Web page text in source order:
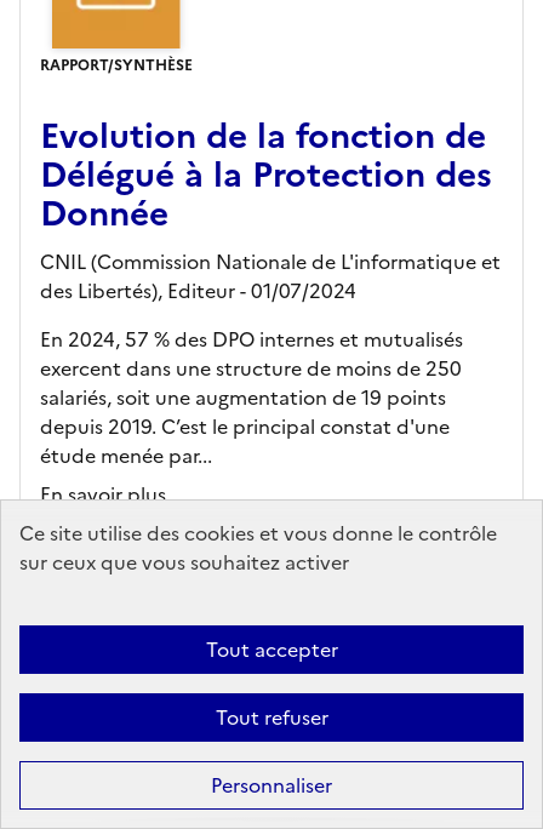
Ce site utilise des cookies et vous donne le contrôle
sur ceux que vous souhaitez activer
Tout accepter
Tout refuser
Personnaliser
RAPPORT/SYNTHÈSE
Evolution de la fonction de
Délégué à la Protection des
Donnée
CNIL (Commission Nationale de L'informatique et
des Libertés), Editeur- 01/07/2024
En 2024, 57 % des DPO internes et mutualisés
exercent dans une structure de moins de 250
salariés, soit une augmentation de 19 points
depuis 2019. C’est le principal constat d'une
étude menée par...
En savoir plus...
Ajouter au panier
PDF
accès en ligne